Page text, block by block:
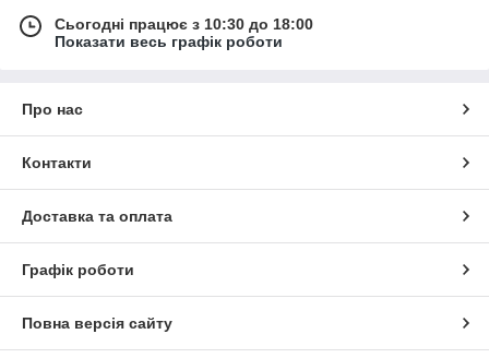
Сьогодні працює з 10:30 до 18:00
Показати весь графік роботи
Про нас
Контакти
Доставка та оплата
Графік роботи
Повна версія сайту